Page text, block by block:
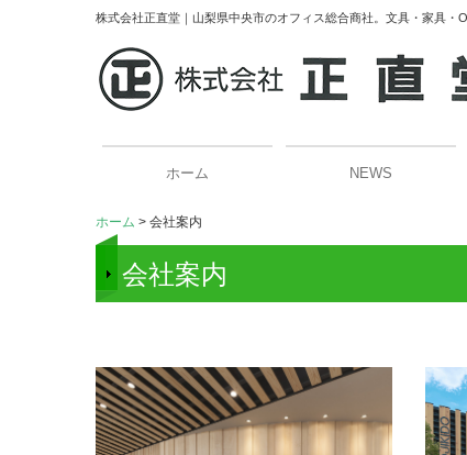
株式会社正直堂｜山梨県中央市のオフィス総合商社。文具・家具・
ホーム NEWS
ホーム 会社案内
会社案内